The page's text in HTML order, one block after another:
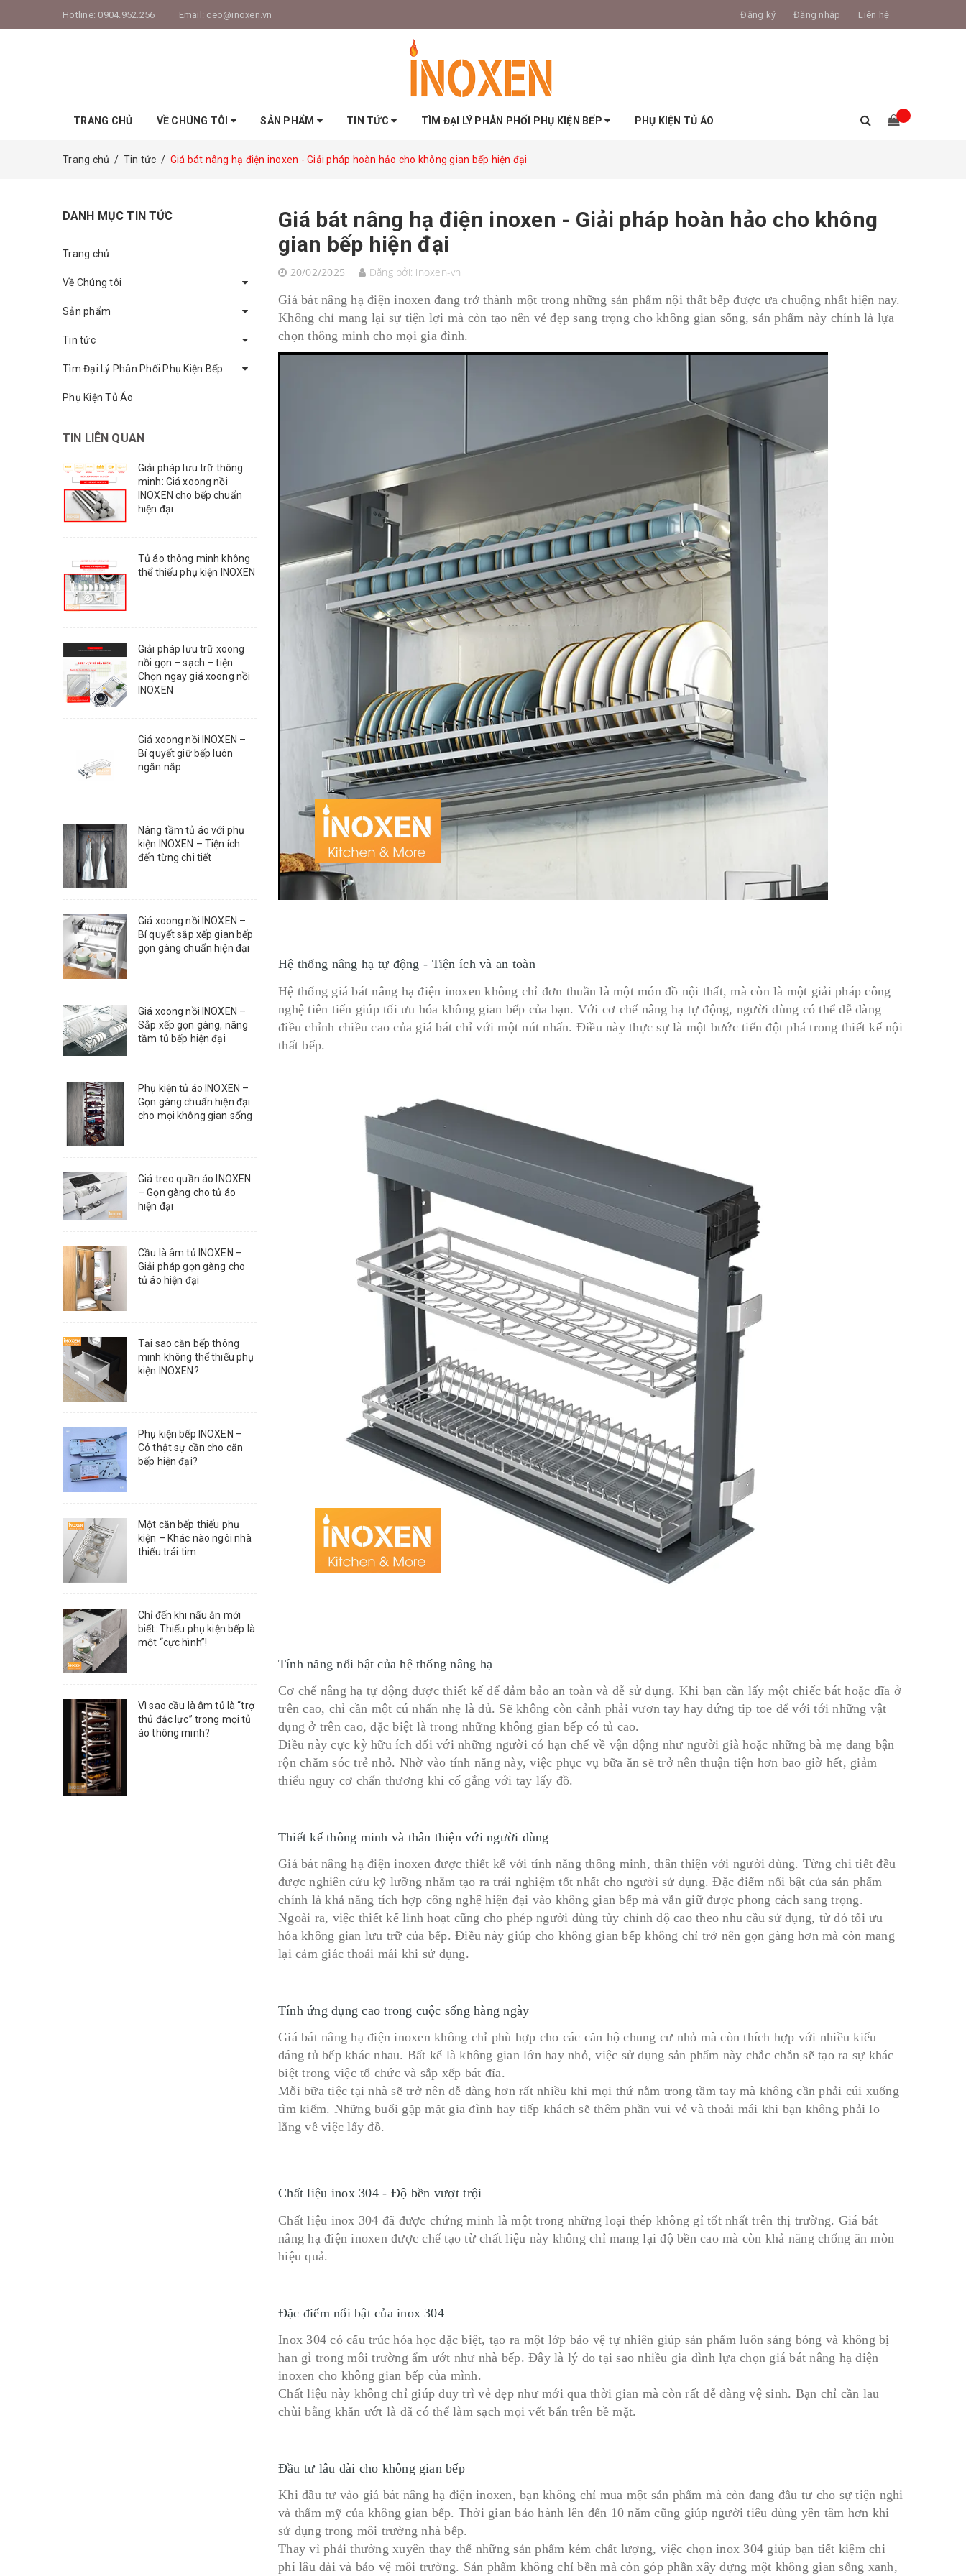
Hotline: 0904.952.256 Email: ceo@inoxen.vn Đăng ký Đăng nhập Liên hệ
TRANG CHỦ VỀ CHÚNG TÔI SẢN PHẨM TIN TỨC TÌM ĐẠI LÝ PHÂN PHỐI PHỤ KIỆN BẾP PHỤ KIỆN TỦ ÁO
Trang chủ / Tin tức / Giá bát nâng hạ điện inoxen - Giải pháp hoàn hảo cho không gian bếp hiện đại
Giá bát nâng hạ điện inoxen - Giải pháp hoàn hảo cho không
gian bếp hiện đại
20/02/2025 Đăng bởi: inoxen-vn
Giá bát nâng hạ điện inoxen đang trở thành một trong những sản phẩm nội thất bếp được ưa chuộng nhất hiện nay.
Không chỉ mang lại sự tiện lợi mà còn tạo nên vẻ đẹp sang trọng cho không gian sống, sản phẩm này chính là lựa
chọn thông minh cho mọi gia đình.
Hệ thống nâng hạ tự động - Tiện ích và an toàn
Hệ thống giá bát nâng hạ điện inoxen không chỉ đơn thuần là một món đồ nội thất, mà còn là một giải pháp công
nghệ tiên tiến giúp tối ưu hóa không gian bếp của bạn. Với cơ chế nâng hạ tự động, người dùng có thể dễ dàng
điều chỉnh chiều cao của giá bát chỉ với một nút nhấn. Điều này thực sự là một bước tiến đột phá trong thiết kế nội
thất bếp.
Tính năng nổi bật của hệ thống nâng hạ
Cơ chế nâng hạ tự động được thiết kế để đảm bảo an toàn và dễ sử dụng. Khi bạn cần lấy một chiếc bát hoặc đĩa ở
trên cao, chỉ cần một cú nhấn nhẹ là đủ. Sẽ không còn cảnh phải vươn tay hay đứng tip toe để với tới những vật
dụng ở trên cao, đặc biệt là trong những không gian bếp có tủ cao.
Điều này cực kỳ hữu ích đối với những người có hạn chế về vận động như người già hoặc những bà mẹ đang bận
rộn chăm sóc trẻ nhỏ. Nhờ vào tính năng này, việc phục vụ bữa ăn sẽ trở nên thuận tiện hơn bao giờ hết, giảm
thiểu nguy cơ chấn thương khi cố gắng với tay lấy đồ.
Thiết kế thông minh và thân thiện với người dùng
Giá bát nâng hạ điện inoxen được thiết kế với tính năng thông minh, thân thiện với người dùng. Từng chi tiết đều
được nghiên cứu kỹ lưỡng nhằm tạo ra trải nghiệm tốt nhất cho người sử dụng. Đặc điểm nổi bật của sản phẩm
chính là khả năng tích hợp công nghệ hiện đại vào không gian bếp mà vẫn giữ được phong cách sang trọng.
Ngoài ra, việc thiết kế linh hoạt cũng cho phép người dùng tùy chỉnh độ cao theo nhu cầu sử dụng, từ đó tối ưu
hóa không gian lưu trữ của bếp. Điều này giúp cho không gian bếp không chỉ trở nên gọn gàng hơn mà còn mang
lại cảm giác thoải mái khi sử dụng.
Tính ứng dụng cao trong cuộc sống hàng ngày
Giá bát nâng hạ điện inoxen không chỉ phù hợp cho các căn hộ chung cư nhỏ mà còn thích hợp với nhiều kiểu
dáng tủ bếp khác nhau. Bất kể là không gian lớn hay nhỏ, việc sử dụng sản phẩm này chắc chắn sẽ tạo ra sự khác
biệt trong việc tổ chức và sắp xếp bát đĩa.
Mỗi bữa tiệc tại nhà sẽ trở nên dễ dàng hơn rất nhiều khi mọi thứ nằm trong tầm tay mà không cần phải cúi xuống
tìm kiếm. Những buổi gặp mặt gia đình hay tiếp khách sẽ thêm phần vui vẻ và thoải mái khi bạn không phải lo
lắng về việc lấy đồ.
Chất liệu inox 304 - Độ bền vượt trội
Chất liệu inox 304 đã được chứng minh là một trong những loại thép không gỉ tốt nhất trên thị trường. Giá bát
nâng hạ điện inoxen được chế tạo từ chất liệu này không chỉ mang lại độ bền cao mà còn khả năng chống ăn mòn
hiệu quả.
Đặc điểm nổi bật của inox 304
Inox 304 có cấu trúc hóa học đặc biệt, tạo ra một lớp bảo vệ tự nhiên giúp sản phẩm luôn sáng bóng và không bị
han gỉ trong môi trường ẩm ướt như nhà bếp. Đây là lý do tại sao nhiều gia đình lựa chọn giá bát nâng hạ điện
inoxen cho không gian bếp của mình.
Chất liệu này không chỉ giúp duy trì vẻ đẹp như mới qua thời gian mà còn rất dễ dàng vệ sinh. Bạn chỉ cần lau
chùi bằng khăn ướt là đã có thể làm sạch mọi vết bẩn trên bề mặt.
Đầu tư lâu dài cho không gian bếp
Khi đầu tư vào giá bát nâng hạ điện inoxen, bạn không chỉ mua một sản phẩm mà còn đang đầu tư cho sự tiện nghi
và thẩm mỹ của không gian bếp. Thời gian bảo hành lên đến 10 năm cũng giúp người tiêu dùng yên tâm hơn khi
sử dụng trong môi trường nhà bếp.
Thay vì phải thường xuyên thay thế những sản phẩm kém chất lượng, việc chọn inox 304 giúp bạn tiết kiệm chi
phí lâu dài và bảo vệ môi trường. Sản phẩm không chỉ bền mà còn góp phần xây dựng một không gian sống xanh,
DANH MỤC TIN TỨC
Trang chủ
Về Chúng tôi
Sản phẩm
Tin tức
Tìm Đại Lý Phân Phối Phụ Kiện Bếp
Phụ Kiện Tủ Áo
TIN LIÊN QUAN
Giải pháp lưu trữ thông
minh: Giá xoong nồi
INOXEN cho bếp chuẩn
hiện đại
Tủ áo thông minh không
thể thiếu phụ kiện INOXEN
Giải pháp lưu trữ xoong
nồi gọn – sạch – tiện:
Chọn ngay giá xoong nồi
INOXEN
Giá xoong nồi INOXEN –
Bí quyết giữ bếp luôn
ngăn nắp
Nâng tầm tủ áo với phụ
kiện INOXEN – Tiện ích
đến từng chi tiết
Giá xoong nồi INOXEN –
Bí quyết sắp xếp gian bếp
gọn gàng chuẩn hiện đại
Giá xoong nồi INOXEN –
Sắp xếp gọn gàng, nâng
tầm tủ bếp hiện đại
Phụ kiện tủ áo INOXEN –
Gọn gàng chuẩn hiện đại
cho mọi không gian sống
Giá treo quần áo INOXEN
– Gọn gàng cho tủ áo
hiện đại
Cầu là âm tủ INOXEN –
Giải pháp gọn gàng cho
tủ áo hiện đại
Tại sao căn bếp thông
minh không thể thiếu phụ
kiện INOXEN?
Phụ kiện bếp INOXEN –
Có thật sự cần cho căn
bếp hiện đại?
Một căn bếp thiếu phụ
kiện – Khác nào ngôi nhà
thiếu trái tim
Chỉ đến khi nấu ăn mới
biết: Thiếu phụ kiện bếp là
một “cực hình”!
Vì sao cầu là âm tủ là “trợ
thủ đắc lực” trong mọi tủ
áo thông minh?